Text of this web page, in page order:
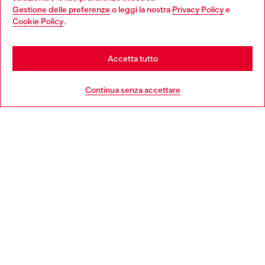
Gestione delle preferenzeo leggi la nostra Privacy Policye
Cookie Policy.
Continua senza accettare
Accetta tutto
You are currently browsing Italia website, but it seems you may
be based in United States